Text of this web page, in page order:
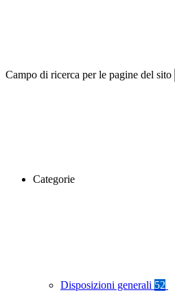
Campo di ricerca per le pagine del sito
Categorie
Disposizioni generali 52